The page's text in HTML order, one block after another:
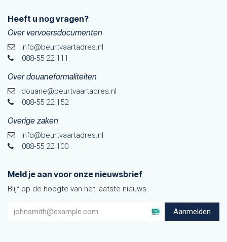
Heeft u nog vragen?
Over vervoersdocumenten
info@beurtvaartadres.nl
088-55 22 111
Over douaneformaliteiten
douane@beurtvaarta​dres.nl
088-55 22 152
Overige zaken
info@beurtvaartadres.nl
088-55 22 100
Meld je aan voor onze nieuwsbrief
Blijf op de hoogte van het laatste nieuws.
Aanmelden